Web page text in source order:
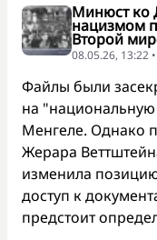
Минюст ко
нацизмом
Второй
08.05.26, 13:22
Файлы были
на "национальную
Менгеле. Однако
Жерара
изменила
доступ к
предстоит